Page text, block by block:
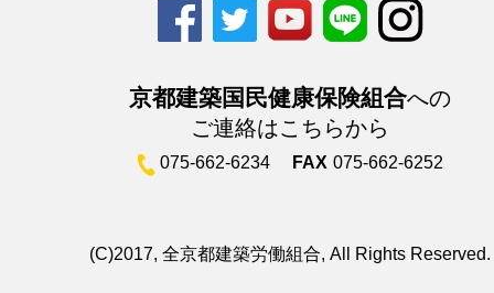
京都建築国民健康保険組合への
ご連絡はこちらから
075-662-6234 FAX 075-662-6252
(C)2017, 全京都建築労働組合, All Rights Reserved.